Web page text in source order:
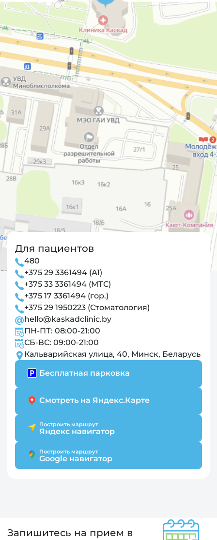
Для пациентов
480
+375 29 3361494 (А1)
+375 33 3361494 (МТС)
+375 17 3361494 (гор.)
+375 29 1950223 (Стоматология)
hello@kaskadclinic.by
ПН-ПТ: 08:00-21:00
СБ-ВС: 09:00-21:00
Кальварийская улица, 40, Минск, Беларусь
Бесплатная парковка
Смотреть на Яндекс.Карте
Построить маршрут
Яндекс навигатор
Построить маршрут
Google навигатор
Запишитесь на прием в